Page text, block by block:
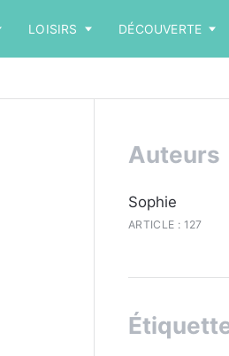
LOISIRS DÉCOUVERTE
Auteurs
Sophie
ARTICLE : 127